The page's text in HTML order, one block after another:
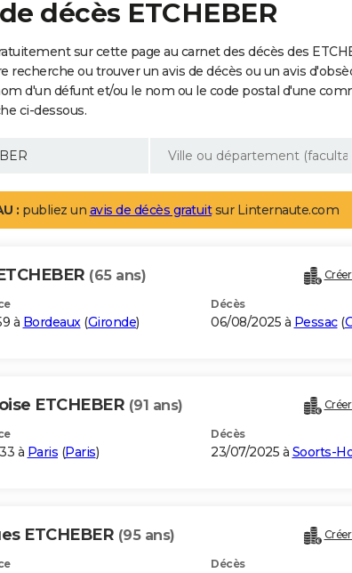
décès ETCHEBER
sur cette page au carnet des décès des
recherche ou trouver un avis de décès ou un avis
d'un défunt et/ou le nom ou le code postal d'une
ci-dessous.
: publiez un avis de décès gratuitsur Linternaute.com
(65 ans)
à Bordeaux(Gironde)
Décès
06/08/2025 à Pessac(
ETCHEBER (91 ans)
à Paris (Paris)
Décès
23/07/2025 à Soorts-
ETCHEBER (95 ans)
Décès